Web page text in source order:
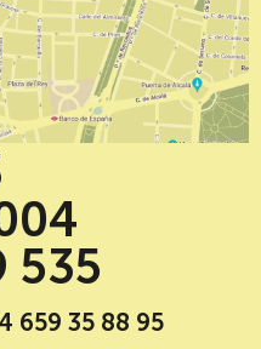
535
659 35 88 95